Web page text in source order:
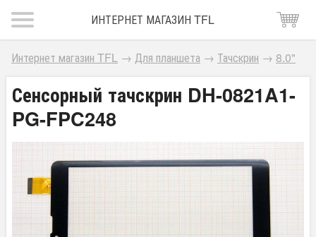
ИНТЕРНЕТ МАГАЗИН TFL
Интернет магазин TFL → Для планшета → Тачскрин → 8.0"
Сенсорный тачскрин DH-0821A1-
PG-FPC248